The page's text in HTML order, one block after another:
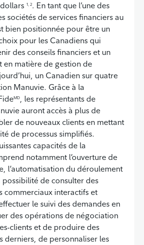
1, 2. En tant que l’une des
sociétés de services financiers au
bien positionnée pour être un
pour les Canadiens qui
des conseils financiers et un
en matière de gestion de
un Canadien sur quatre
Manuvie. Grâce à la
MD, les représentants de
auront accès à plus de
de nouveaux clients en mettant
de processus simplifiés.
capacités de la
notamment l’ouverture de
l’automatisation du déroulement
possibilité de consulter des
commerciaux interactifs et
le suivi des demandes en
des opérations de négociation
clients et de produire des
derniers, de personnaliser les